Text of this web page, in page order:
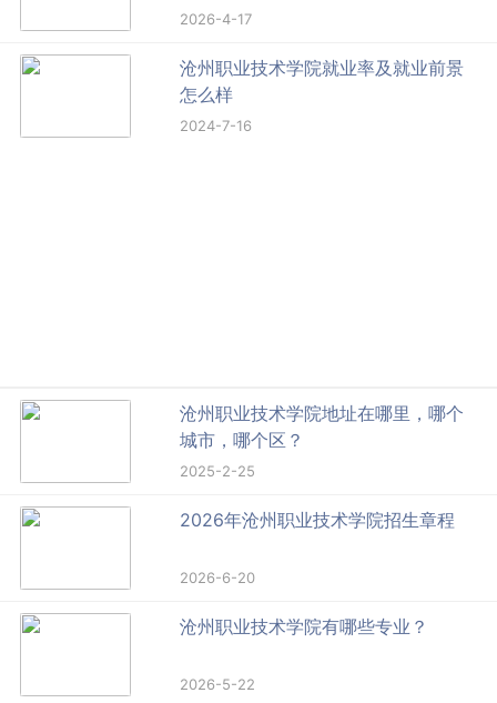
2026-4-17
沧州职业技术学院就业率及就业前景
怎么样
2024-7-16
沧州职业技术学院地址在哪里，哪个
城市，哪个区？
2025-2-25
2026年沧州职业技术学院招生章程
2026-6-20
沧州职业技术学院有哪些专业？
2026-5-22